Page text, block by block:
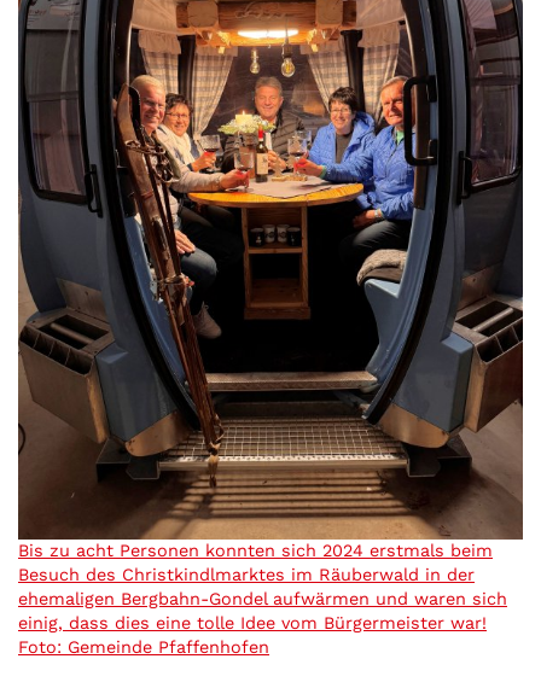
Bis zu acht Personen konnten sich 2024 erstmals beim
Besuch des Christkindlmarktes im Räuberwald in der
ehemaligen Bergbahn-Gondel aufwärmen und waren sich
einig, dass dies eine tolle Idee vom Bürgermeister war!
Foto: Gemeinde Pfaffenhofen